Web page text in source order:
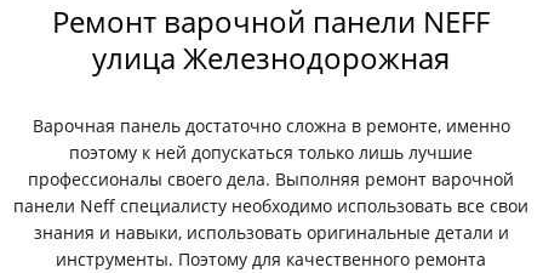
Ремонт варочной панели NEFF
улица Железнодорожная
Варочная панель достаточно сложна в ремонте, именно
поэтому к ней допускаться только лишь лучшие
профессионалы своего дела. Выполняя ремонт варочной
панели Neff специалисту необходимо использовать все свои
знания и навыки, использовать оригинальные детали и
инструменты. Поэтому для качественного ремонта